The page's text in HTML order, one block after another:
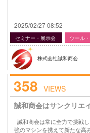
2025/02/27 08:52
セミナー・展示会 ツール
株式会社誠和商会
358 VIEWS
誠和商会はサンクリエ
誠和商会は常に全力で挑戦
強のマシンを携えて新たな高